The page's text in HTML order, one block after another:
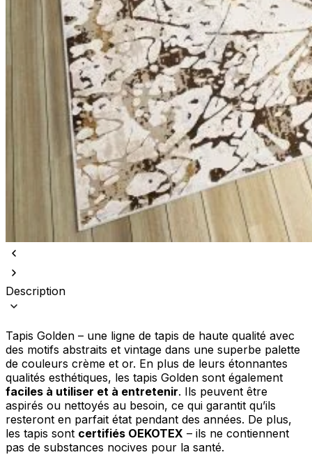
Description
Tapis Golden – une ligne de tapis de haute qualité avec
des motifs abstraits et vintage dans une superbe palette
de couleurs crème et or. En plus de leurs étonnantes
qualités esthétiques, les tapis Golden sont également
faciles à utiliser et à entretenir. Ils peuvent être
aspirés ou nettoyés au besoin, ce qui garantit qu’ils
resteront en parfait état pendant des années. De plus,
les tapis sont certifiés OEKOTEX – ils ne contiennent
pas de substances nocives pour la santé.